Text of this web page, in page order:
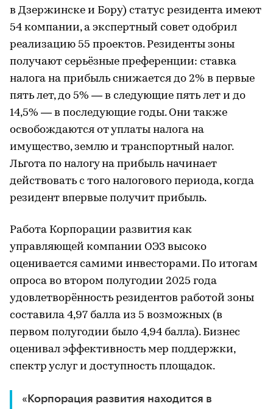
в Дзержинске и Бору) статус резидента имеют
54 компании, а экспертный совет одобрил
реализацию 55 проектов. Резиденты зоны
получают серьёзные преференции: ставка
налога на прибыль снижается до 2% в первые
пять лет, до 5% — в следующие пять лет и до
14,5% — в последующие годы. Они также
освобождаются от уплаты налога на
имущество, землю и транспортный налог.
Льгота по налогу на прибыль начинает
действовать с того налогового периода, когда
резидент впервые получит прибыль.
Работа Корпорации развития как
управляющей компании ОЭЗ высоко
оценивается самими инвесторами. По итогам
опроса во втором полугодии 2025 года
удовлетворённость резидентов работой зоны
составила 4,97 балла из 5 возможных (в
первом полугодии было 4,94 балла). Бизнес
оценивал эффективность мер поддержки,
спектр услуг и доступность площадок.
«Корпорация развития находится в